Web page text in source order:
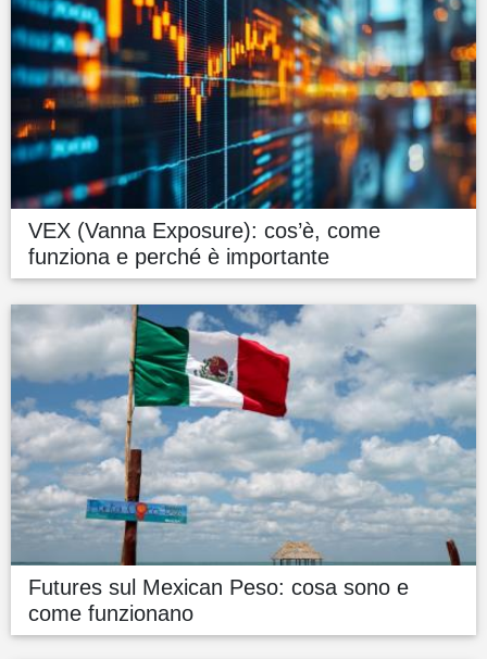
VEX (Vanna Exposure): cos’è, come
funziona e perché è importante
Futures sul Mexican Peso: cosa sono e
come funzionano